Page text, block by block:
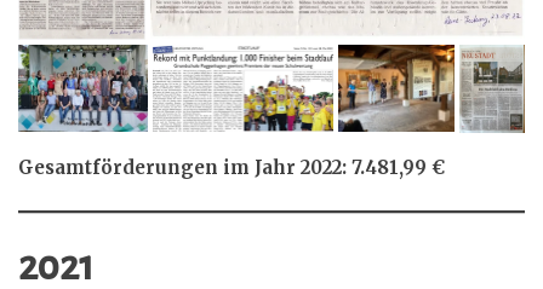
Gesamtförderungen im Jahr 2022: 7.481,99 €
2021